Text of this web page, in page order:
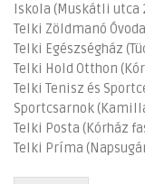
Iskola (Muskátli utca
Telki Zöldmanó
Telki Egészségház
Telki Hold Otthon
Telki Tenisz és
Sportcsarnok
Telki Posta (Kórház
Telki Príma